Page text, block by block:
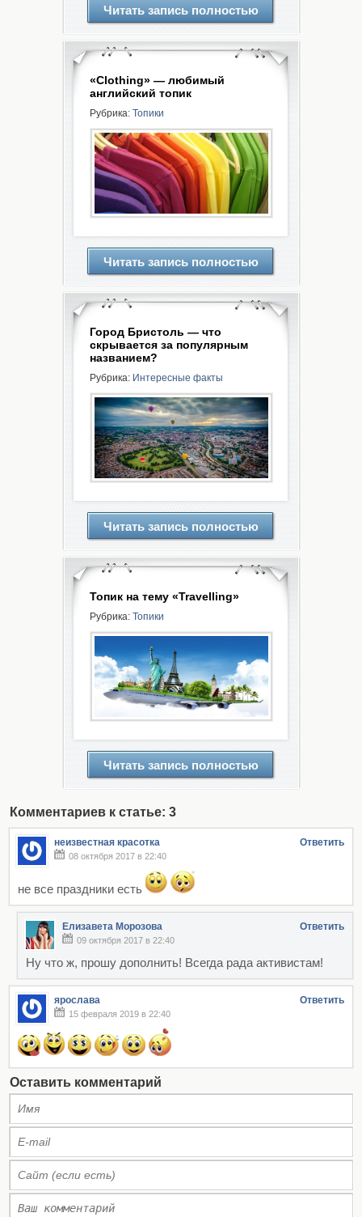
Читать запись полностью
«Clothing» — любимый
английский топик
Рубрика: Топики
Читать запись полностью
Город Бристоль — что
скрывается за популярным
названием?
Рубрика: Интересные факты
Читать запись полностью
Топик на тему «Travelling»
Рубрика: Топики
Читать запись полностью
Комментариев к статье: 3
неизвестная красотка Ответить
08 октября 2017 в 22:40
не все праздники есть
Елизавета Морозова Ответить
09 октября 2017 в 22:40
Ну что ж, прошу дополнить! Всегда рада активистам!
ярослава Ответить
15 февраля 2019 в 22:40
Оставить комментарий